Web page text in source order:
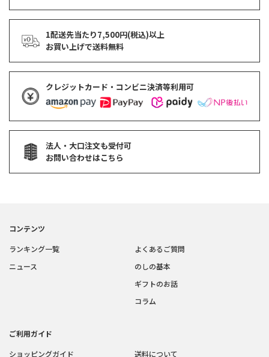
1配送先当たり7,500円(税込)以上
お買い上げで送料無料
クレジットカード・コンビニ決済等利用可
法人・大口注文も受付可
お問い合わせはこちら
コンテンツ
ランキング一覧
ニュース
よくあるご質問
のしの基本
ギフトのお話
コラム
ご利用ガイド
ショッピングガイド
送料について